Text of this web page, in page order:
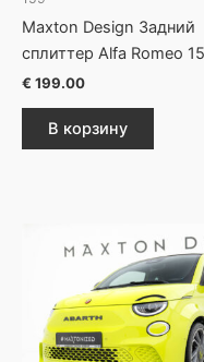
Maxton Design Задний
сплиттер Alfa Romeo
€ 199.00
В корзину